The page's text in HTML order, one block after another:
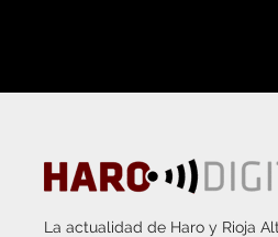
La actualidad de Haro y Rioja